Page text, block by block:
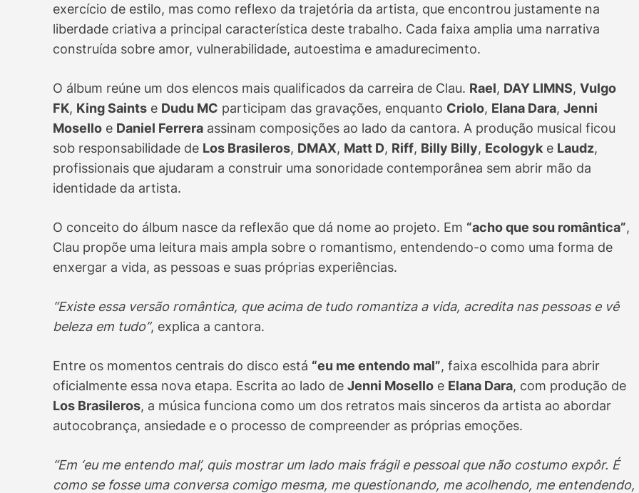
exercício de estilo, mas como reflexo da trajetória da artista, que encontrou justamente na
liberdade criativa a principal característica deste trabalho. Cada faixa amplia uma narrativa
construída sobre amor, vulnerabilidade, autoestima e amadurecimento.
O álbum reúne um dos elencos mais qualificados da carreira de Clau. Rael, DAY LIMNS, Vulgo
FK, King Saints e Dudu MC participam das gravações, enquanto Criolo, Elana Dara, Jenni
Mosello e Daniel Ferrera assinam composições ao lado da cantora. A produção musical ficou
sob responsabilidade de Los Brasileros, DMAX, Matt D, Riff, Billy Billy, Ecologyk e Laudz,
profissionais que ajudaram a construir uma sonoridade contemporânea sem abrir mão da
identidade da artista.
O conceito do álbum nasce da reflexão que dá nome ao projeto. Em “acho que sou romântica”,
Clau propõe uma leitura mais ampla sobre o romantismo, entendendo-o como uma forma de
enxergar a vida, as pessoas e suas próprias experiências.
“Existe essa versão romântica, que acima de tudo romantiza a vida, acredita nas pessoas e vê
beleza em tudo”, explica a cantora.
Entre os momentos centrais do disco está “eu me entendo mal”, faixa escolhida para abrir
oficialmente essa nova etapa. Escrita ao lado de Jenni Mosello e Elana Dara, com produção de
Los Brasileros, a música funciona como um dos retratos mais sinceros da artista ao abordar
autocobrança, ansiedade e o processo de compreender as próprias emoções.
“Em ‘eu me entendo mal’, quis mostrar um lado mais frágil e pessoal que não costumo expôr. É
como se fosse uma conversa comigo mesma, me questionando, me acolhendo, me entendendo,